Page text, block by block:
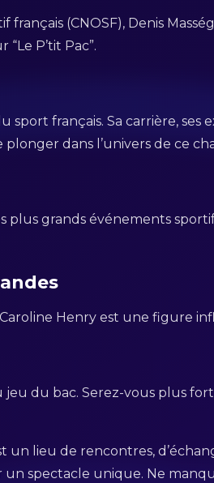
(CNOSF), Denis
P’tit Pac”.
français. Sa carrière, ses
dans l’univers de ce
grands événements
Henry est une figure
jeu du bac. Serez-vous plus
un lieu de rencontres,
un spectacle unique. Ne